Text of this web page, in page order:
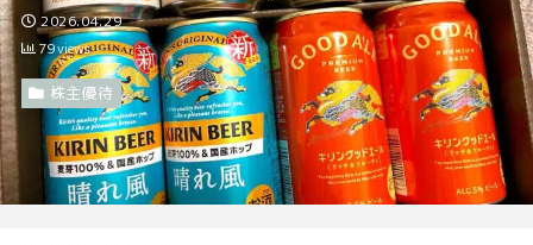
2026.04.29
79views
株主優待